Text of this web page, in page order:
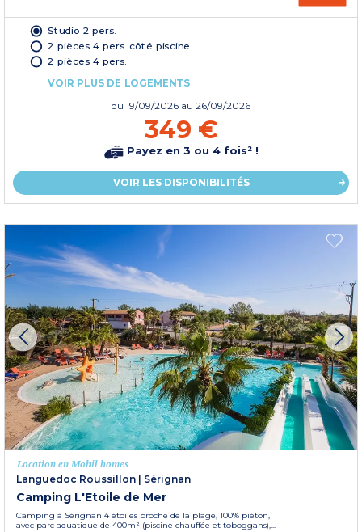
Studio 2 pers.
2 pièces 4 pers. côté piscine
2 pièces 4 pers.
VOIR PLUS DE LOGEMENTS
du 19/09/2026 au 26/09/2026
349 €
Payez en 3 ou 4 fois² !
VOIR LES DISPONIBILITÉS
Location en Mobil homes
Languedoc Roussillon
Sérignan
Camping L'Etoile de Mer
Camping à Sérignan 4 étoiles proche de la plage, 100% piéton,
avec parc aquatique de 400m² (piscine chauffée et toboggans),...